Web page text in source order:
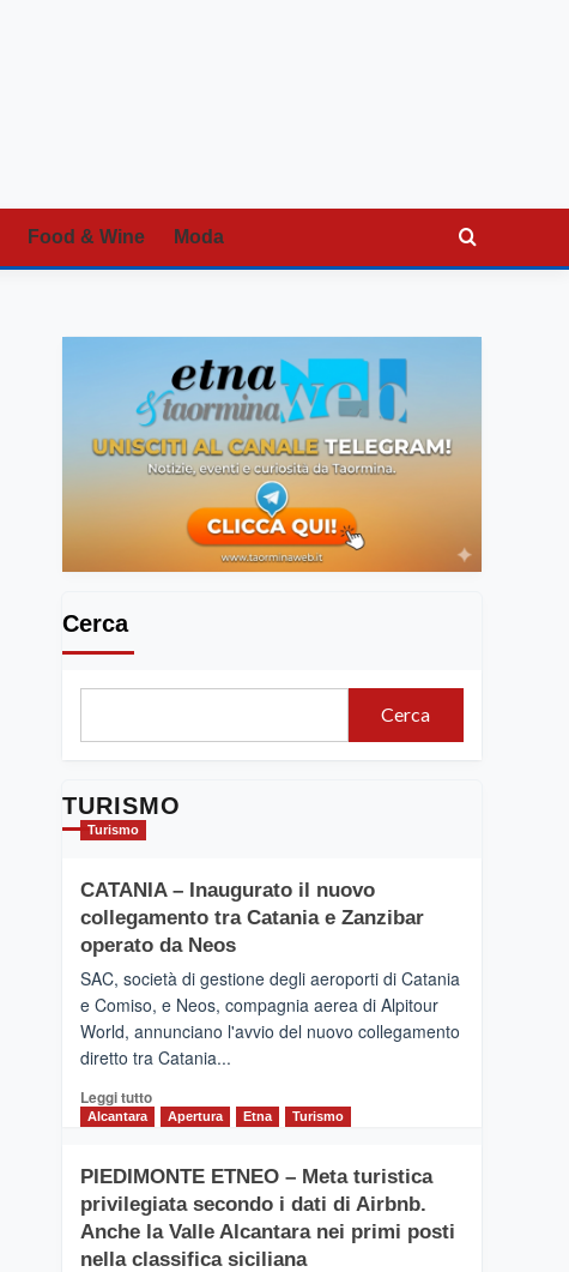
Food & Wine Moda
Cerca
Cerca
TURISMO
Turismo
CATANIA – Inaugurato il nuovo
collegamento tra Catania e Zanzibar
operato da Neos
SAC, società di gestione degli aeroporti di Catania
e Comiso, e Neos, compagnia aerea di Alpitour
World, annunciano l'avvio del nuovo collegamento
diretto tra Catania...
Leggi tuttoLeggi
CATANIA
–
Inaugurato
il
Alcantara Apertura Etna Turismo
PIEDIMONTE ETNEO – Meta turistica
privilegiata secondo i dati di Airbnb.
Anche la Valle Alcantara nei primi posti
nella classifica siciliana